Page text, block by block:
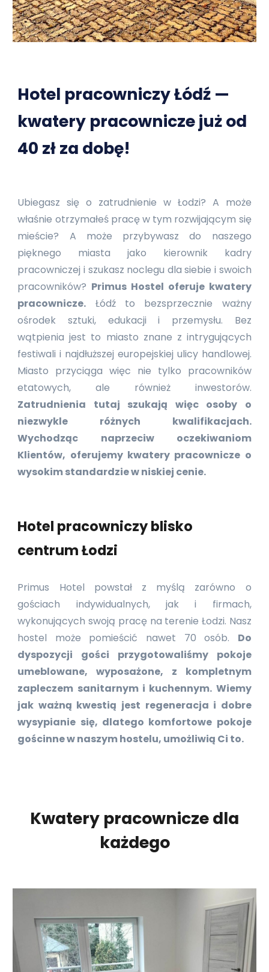
Hotel pracowniczy Łódź —
kwatery pracownicze już od
40 zł za dobę!
Ubiegasz się o zatrudnienie w Łodzi? A może
właśnie otrzymałeś pracę w tym rozwijającym się
mieście? A może przybywasz do naszego
pięknego miasta jako kierownik kadry
pracowniczej i szukasz noclegu dla siebie i swoich
pracowników? Primus Hostel oferuje kwatery
pracownicze. Łódź to bezsprzecznie ważny
ośrodek sztuki, edukacji i przemysłu. Bez
wątpienia jest to miasto znane z intrygujących
festiwali i najdłuższej europejskiej ulicy handlowej.
Miasto przyciąga więc nie tylko pracowników
etatowych, ale również inwestorów.
Zatrudnienia tutaj szukają więc osoby o
niezwykle różnych kwalifikacjach.
Wychodząc naprzeciw oczekiwaniom
Klientów, oferujemy kwatery pracownicze o
wysokim standardzie w niskiej cenie.
Hotel pracowniczy blisko
centrum Łodzi
Primus Hotel powstał z myślą zarówno o
gościach indywidualnych, jak i firmach,
wykonujących swoją pracę na terenie Łodzi. Nasz
hostel może pomieścić nawet 70 osób. Do
dyspozycji gości przygotowaliśmy pokoje
umeblowane, wyposażone, z kompletnym
zapleczem sanitarnym i kuchennym. Wiemy
jak ważną kwestią jest regeneracja i dobre
wysypianie się, dlatego komfortowe pokoje
gościnne w naszym hostelu, umożliwią Ci to.
Kwatery pracownicze dla
każdego